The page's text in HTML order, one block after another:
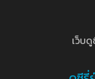
เว็บ